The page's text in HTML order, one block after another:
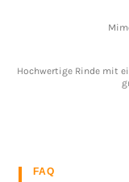
Hochwertige Rinde mit
FAQ